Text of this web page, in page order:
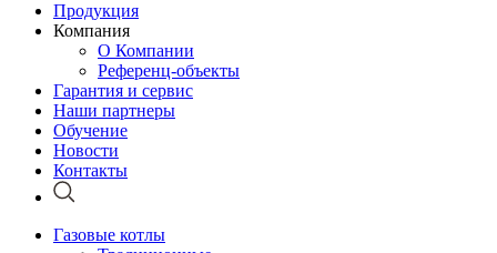
Продукция
Компания
О Компании
Референц-объекты
Гарантия и сервис
Наши партнеры
Обучение
Новости
Контакты
Газовые котлы